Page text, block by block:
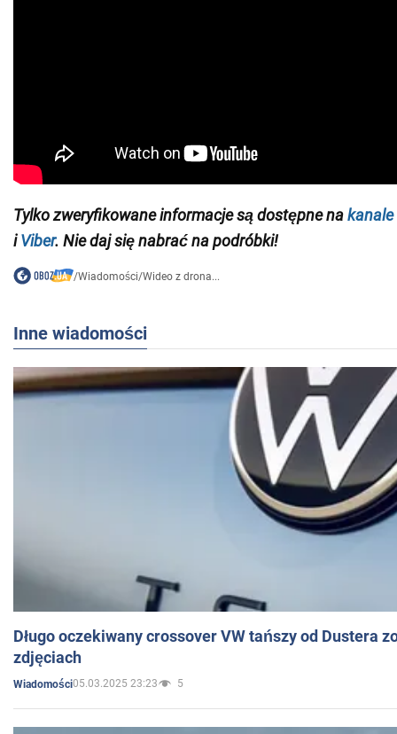
Tylko zweryfikowane informacje są dostępne nakanale
iViber. Nie daj się nabrać na podróbki!
/Wiadomości/Wideo z drona...
Inne wiadomości
Długo oczekiwany crossover VW tańszy od Dustera
zdjęciach
Wiadomości05.03.2025 23:23 5